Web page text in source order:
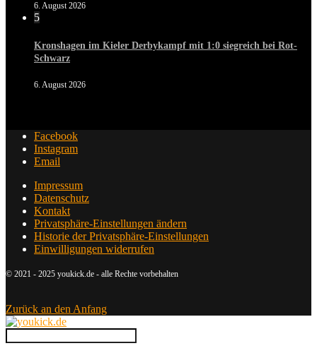
6. August 2026
5
Kronshagen im Kieler Derbykampf mit 1:0 siegreich bei Rot-
Schwarz
6. August 2026
Facebook
Instagram
Email
Impressum
Datenschutz
Kontakt
Privatsphäre-Einstellungen ändern
Historie der Privatsphäre-Einstellungen
Einwilligungen widerrufen
© 2021 - 2025 youkick.de - alle Rechte vorbehalten
Zurück an den Anfang